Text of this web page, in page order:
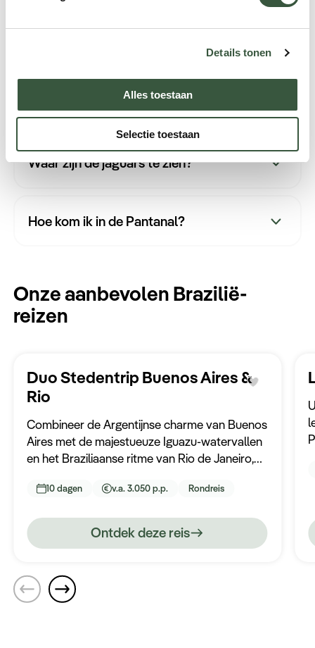
Details tonen
Alles toestaan
Selectie toestaan
Wanneer kun je het best jaguars zien in
Hoe groot is de kans op een jaguar?
Waar zijn de jaguars te zien?
Hoe kom ik in de Pantanal?
Onze aanbevolen Brazilië-
reizen
Duo Stedentrip Buenos Aires &
Rio
Combineer de Argentijnse charme van Buenos
Aires met de majestueuze Iguazu-watervallen
en het Braziliaanse ritme van Rio de Janeiro,
Copacabana-strand.
10 dagen v.a. 3.050 p.p. Rondreis
Ontdek deze reis